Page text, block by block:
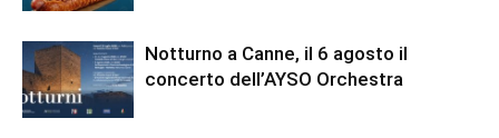
Notturno a Canne, il 6 agosto il
concerto dell’AYSO Orchestra